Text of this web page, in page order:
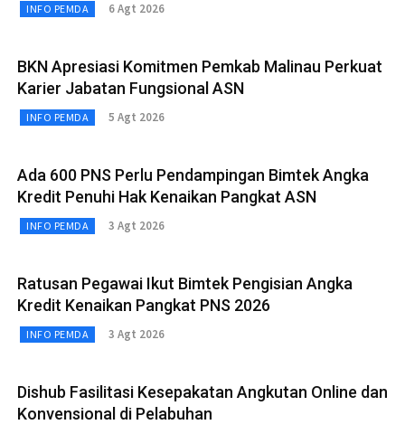
INFO PEMDA 6 Agt 2026
BKN Apresiasi Komitmen Pemkab Malinau Perkuat
Karier Jabatan Fungsional ASN
INFO PEMDA 5 Agt 2026
Ada 600 PNS Perlu Pendampingan Bimtek Angka
Kredit Penuhi Hak Kenaikan Pangkat ASN
INFO PEMDA 3 Agt 2026
Ratusan Pegawai Ikut Bimtek Pengisian Angka
Kredit Kenaikan Pangkat PNS 2026
INFO PEMDA 3 Agt 2026
Dishub Fasilitasi Kesepakatan Angkutan Online dan
Konvensional di Pelabuhan